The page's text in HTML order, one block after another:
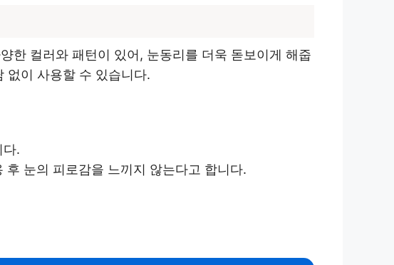
한 컬러와 패턴이 있어, 눈동리를 더욱 돋보이게 해줍
없이 사용할 수 있습니다.
다.
눈의 피로감을 느끼지 않는다고 합니다.